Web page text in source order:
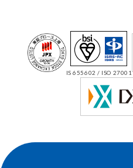
IS 655602 / ISO 27001